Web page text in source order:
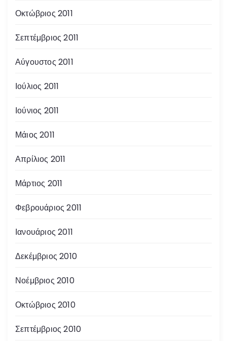
Οκτώβριος 2011
Σεπτέμβριος 2011
Αύγουστος 2011
Ιούλιος 2011
Ιούνιος 2011
Μάιος 2011
Απρίλιος 2011
Μάρτιος 2011
Φεβρουάριος 2011
Ιανουάριος 2011
Δεκέμβριος 2010
Νοέμβριος 2010
Οκτώβριος 2010
Σεπτέμβριος 2010